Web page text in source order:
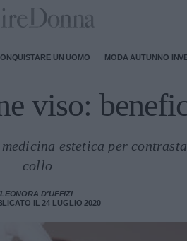
UN UOMO MODA AUTUNNO
viso:
estetica per
collo
D'UFFIZI
IL 24 LUGLIO 2020